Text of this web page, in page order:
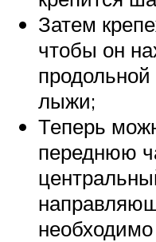
Затем
чтобы он
лыжи;
Теперь
переднюю